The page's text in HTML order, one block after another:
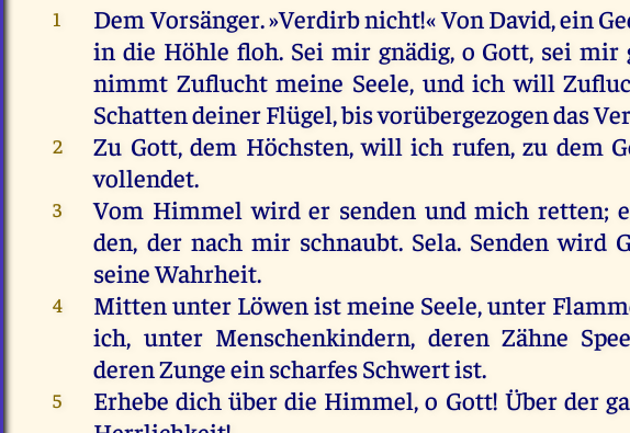
1 Dem Vorsänger. »Verdirbnicht!«Von David,ein
in die Höhle floh. Sei mir gnädig, o Gott, sei mir
nimmt Zuflucht meine Seele, und ich will
SchattendeinerFlügel,bisvorübergezogendas
2 Zu Gott,dem Höchsten,will ich rufen,zu dem
vollendet.
3 Vom Himmel wird er senden und mich retten;
den, der nach mir schnaubt. Sela. Senden wird
seineWahrheit.
4 Mitten unter Löwen istmeine Seele,unter
ich, unter Menschenkindern, deren Zähne
derenZungeein scharfesSchwertist.
5 Erhebe dich über die Himmel,o Gott! Über der